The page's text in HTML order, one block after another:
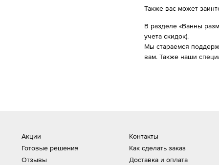
Также вас может
В разделе «Ванны
учета скидок).
Мы стараемся
вам. Также наши
Акции
Готовые решения
Отзывы
Контакты
Как сделать заказ
Доставка и оплата